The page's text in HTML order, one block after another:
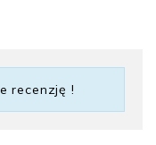
recenzję !